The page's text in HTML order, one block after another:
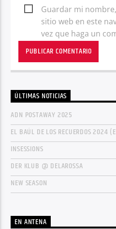
Guardar mi
sitio web en este
vez que haga un
ÚLTIMAS NOTICIAS
ADN POSTAWAY 2025
EL BAÚL DE LOS RECUERDOS 2024
INSESSIONS
DER KLUB @ DELAROSSA
NEW SEASON
EN ANTENA